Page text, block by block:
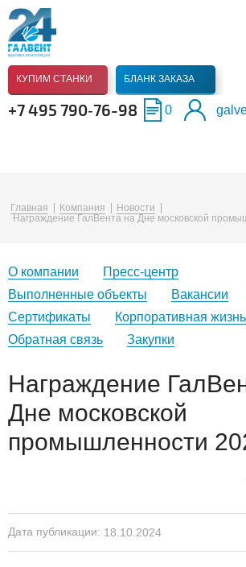
КУПИМ СТАНКИ БЛАНК ЗАКАЗА
+7 495 790‑76-98 0
Главная Компания
Новости
Награждение ГалВента на Дне московской
О компании
Пресс-центр
Выполненные объекты
Вакансии
Сертификаты
Корпоративная жизнь
Обратная связь
Закупки
Награждение
Дне московской
промышленности
Дата публикации: 18.10.2024